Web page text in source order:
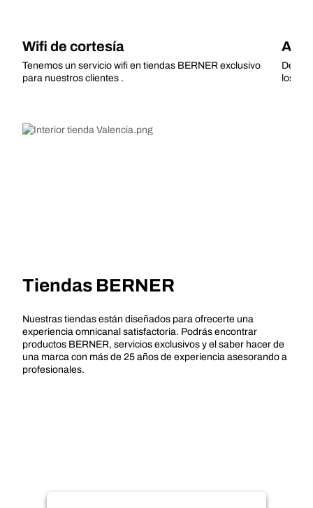
Wifi de cortesía
Tenemos un servicio wifi en tiendas BERNER exclusivo
para nuestros clientes .
Déjate
los
Tiendas BERNER
Nuestras tiendas están diseñados para ofrecerte una
experiencia omnicanal satisfactoria. Podrás encontrar
productos BERNER, servicios exclusivos y el saber hacer de
una marca con más de 25 años de experiencia asesorando a
profesionales.